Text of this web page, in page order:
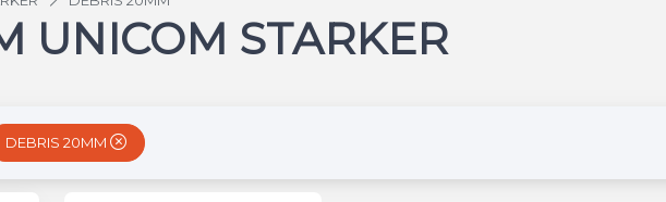
UNICOM STARKER
DEBRIS 20MM